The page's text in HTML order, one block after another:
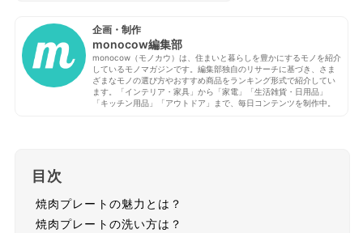
企画・制作
monocow編集部
monocow（モノカウ）は、住まいと暮らしを豊かにするモノを紹介
しているモノマガジンです。編集部独自のリサーチに基づき、さま
ざまなモノの選び方やおすすめ商品をランキング形式で紹介してい
ます。「インテリア・家具」から「家電」「生活雑貨・日用品」
「キッチン用品」「アウトドア」まで、毎日コンテンツを制作中。
目次
焼肉プレートの魅力とは？
焼肉プレートの洗い方は？